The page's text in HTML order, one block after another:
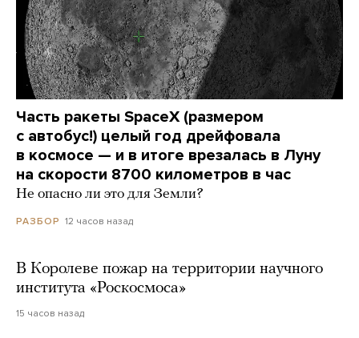
Часть ракеты SpaceX (размером
с автобус!) целый год дрейфовала
в космосе — и в итоге врезалась в Луну
на скорости 8700 километров в час
Не опасно ли это для Земли?
РАЗБОР 12 часов назад
В Королеве пожар на территории научного
института «Роскосмоса»
15 часов назад